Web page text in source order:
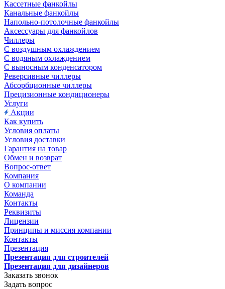
Кассетные фанкойлы
Канальные фанкойлы
Напольно-потолочные фанкойлы
Аксессуары для фанкойлов
Чиллеры
С воздушным охлаждением
С водяным охлаждением
С выносным конденсатором
Реверсивные чиллеры
Абсорбционные чиллеры
Прецизионные кондиционеры
Услуги
Акции
Как купить
Условия оплаты
Условия доставки
Гарантия на товар
Обмен и возврат
Вопрос-ответ
Компания
О компании
Команда
Контакты
Реквизиты
Лицензии
Принципы и миссия компании
Контакты
Презентация
Презентация для строителей
Презентация для дизайнеров
Заказать звонок
Задать вопрос